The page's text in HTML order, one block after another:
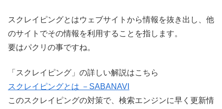
スクレイピングとはウェブサイトから情報を抜き出し、他
のサイトでその情報を利用することを指します。
要はパクリ の事ですね。
「スクレイピング」の詳しい解説はこちら
スクレイピングとは －SABANAVI
このスクレイピングの対策で、検索エンジンに早く更新情